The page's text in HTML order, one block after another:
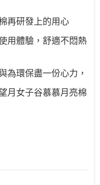
再研發上的用心
用體驗，舒適不悶熱
為環保盡一份心力，
月女子谷慕慕月亮棉